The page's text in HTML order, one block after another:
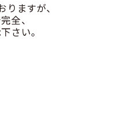
ますが、
全、
さい。